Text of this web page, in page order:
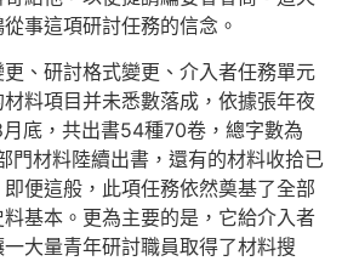
事這項研討任務的信念。
、研討格式變更、介入者任務單元
料項目并未悉數落成，依據張年夜
底，共出書54種70卷，總字數為
門材料陸續出書，還有的材料收拾已
便這般，此項任務依然奠基了全部
基本。更為主要的是，它給介入者
大量青年研討職員取得了材料搜